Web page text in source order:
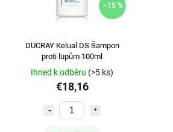
–15 %
DUCRAY Kelual DS Šampon
proti lupům 100ml
Ihned k odběru (>5 ks)
€18,16